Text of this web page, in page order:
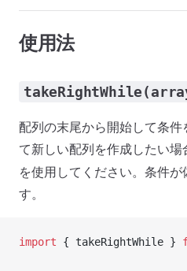
使用法
配列の末尾から開始して条
て新しい配列を作成したい場
を使用してください。条件
す。
import { takeRightWhile }